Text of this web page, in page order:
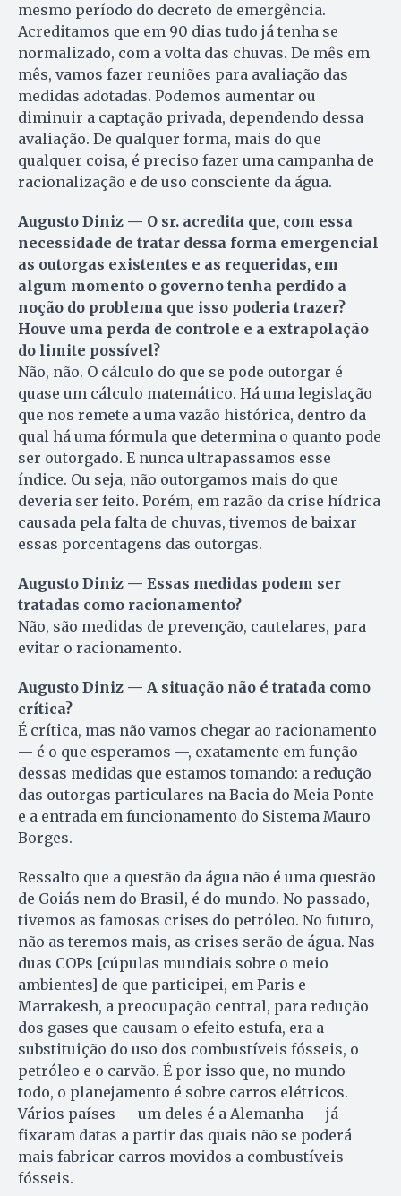
mesmo período do decreto de emergência.
Acredit­amos que em 90 dias tudo já tenha se
normalizado, com a volta das chuvas. De mês em
mês, vamos fazer reuniões para avaliação das
medidas adotadas. Podemos aumentar ou
diminuir a captação privada, dependendo dessa
avaliação. De qualquer forma, mais do que
qualquer coisa, é preciso fazer uma campanha de
racionalização e de uso consciente da água.
Augusto Diniz — O sr. acredita que, com essa
necessidade de tratar dessa forma emergencial
as outorgas existentes e as requeridas, em
algum momento o governo tenha perdido a
noção do problema que isso poderia trazer?
Houve uma perda de controle e a extrapolação
do limite possível?
Não, não. O cálculo do que se pode outorgar é
quase um cálculo matemático. Há uma legislação
que nos remete a uma vazão histórica, dentro da
qual há uma fórmula que determina o quanto pode
ser outorgado. E nunca ultrapassamos esse
índice. Ou seja, não outorgamos mais do que
deveria ser feito. Porém, em razão da crise hídrica
causada pela falta de chuvas, tivemos de baixar
essas porcentagens das outorgas.
Augusto Diniz — Essas medidas podem ser
tratadas como racionamento?
Não, são medidas de prevenção, cautelares, para
evitar o racionamento.
Augusto Diniz — A situação não é tratada como
crítica?
É crítica, mas não vamos chegar ao racionamento
— é o que esperamos —, exatamente em função
dessas medidas que estamos tomando: a redução
das outorgas particulares na Bacia do Meia Ponte
e a entrada em funcionamento do Sistema Mauro
Borges.
Ressalto que a questão da água não é uma questão
de Goiás nem do Brasil, é do mundo. No passado,
tivemos as famosas crises do petróleo. No futuro,
não as teremos mais, as crises serão de água. Nas
duas COPs [cúpulas mundiais sobre o meio
ambientes] de que participei, em Paris e
Marrakesh, a preocupação central, para redução
dos gases que causam o efeito estufa, era a
substituição do uso dos combustíveis fósseis, o
petróleo e o carvão. É por isso que, no mundo
todo, o planejamento é sobre carros elétricos.
Vários países — um deles é a Alemanha — já
fixaram datas a partir das quais não se poderá
mais fabricar carros movidos a combustíveis
fósseis.